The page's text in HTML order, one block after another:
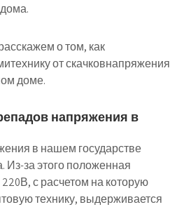
о том, как
от скачковнапряжения
доме.
напряжения в
в нашем государстве
Из-за этого положенная
с расчетом на которую
технику, выдерживается